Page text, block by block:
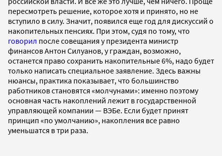
пересмотреть решение, которое хотя и принято, но не
вступило в силу. Значит, появился еще год для дискуссий о
накопительных пенсиях. При этом, судя по тому, что
говорил после совещания у президента министр
финансов Антон Силуанов, у граждан, возможно,
останется право сохранить накопительные 6%, надо будет
только написать специальное заявление. Здесь важны
нюансы, практика показывает, что большинство
работников становятся «молчунами»: именно поэтому
основная часть накоплений лежит в государственной
управляющей компании — ВЭБе. Если будет принят
принцип «по умолчанию», накопления все равно
уменьшатся в три раза.